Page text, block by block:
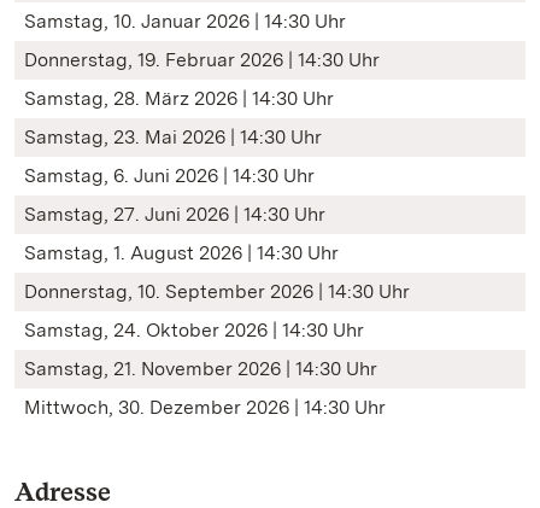
Samstag, 10. Januar 2026 | 14:30 Uhr
Donnerstag, 19. Februar 2026 | 14:30 Uhr
Samstag, 28. März 2026 | 14:30 Uhr
Samstag, 23. Mai 2026 | 14:30 Uhr
Samstag, 6. Juni 2026 | 14:30 Uhr
Samstag, 27. Juni 2026 | 14:30 Uhr
Samstag, 1. August 2026 | 14:30 Uhr
Donnerstag, 10. September 2026 | 14:30 Uhr
Samstag, 24. Oktober 2026 | 14:30 Uhr
Samstag, 21. November 2026 | 14:30 Uhr
Mittwoch, 30. Dezember 2026 | 14:30 Uhr
Adresse